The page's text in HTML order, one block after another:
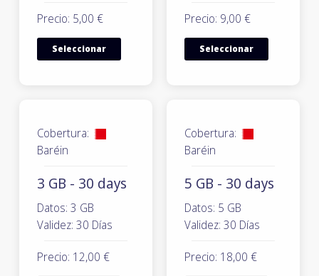
Precio: 5,00 €
Seleccionar
Precio: 9,00 €
Seleccionar
Cobertura:
Baréin
3 GB - 30 days
Datos: 3 GB
Validez: 30 Días
Precio: 12,00 €
Cobertura:
Baréin
5 GB - 30 days
Datos: 5 GB
Validez: 30 Días
Precio: 18,00 €